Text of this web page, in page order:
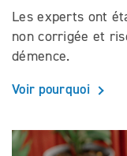
Les experts ont
non corrigée et
démence.
Voir pourquoi